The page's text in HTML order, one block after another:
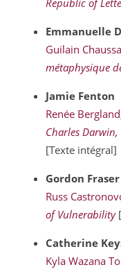
Republic of
Emmanuelle
Guilain
métaphysique
Jamie Fenton
Renée
Charles
[Texte intégral]
Gordon Fraser
Russ
of Vulnerability
Catherine
Kyla Wazana